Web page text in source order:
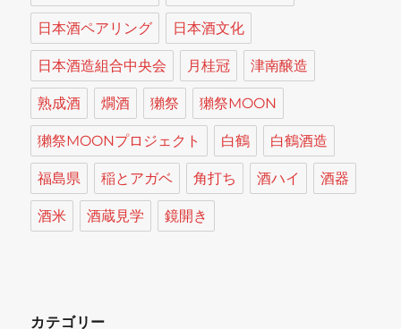
日本酒ペアリング 日本酒文化
日本酒造組合中央会 月桂冠 津南醸造
熟成酒 燗酒 獺祭 獺祭MOON
獺祭MOONプロジェクト 白鶴 白鶴酒造
福島県 稲とアガベ 角打ち 酒ハイ 酒器
酒米 酒蔵見学 鏡開き
カテゴリー